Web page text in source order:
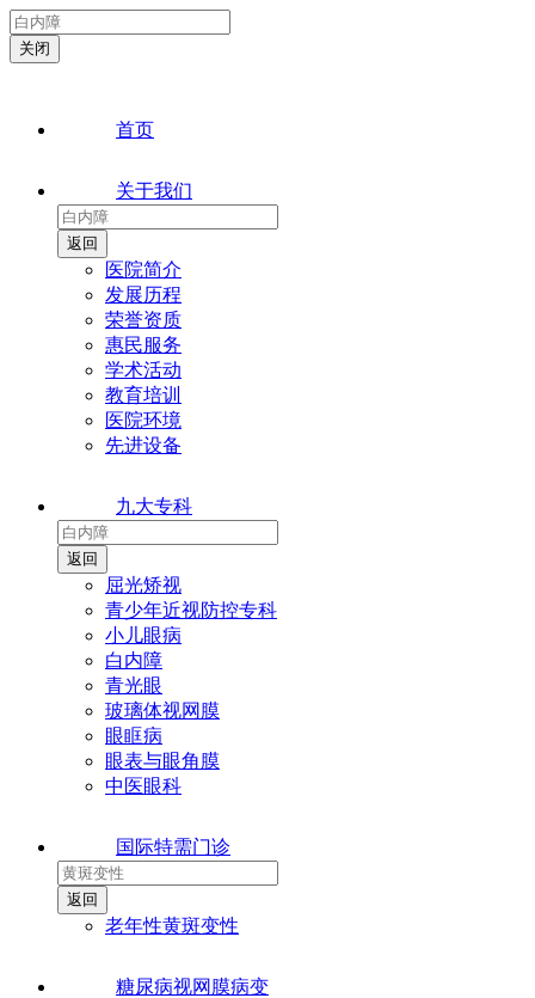
首页
关于我们
医院简介
发展历程
荣誉资质
惠民服务
学术活动
教育培训
医院环境
先进设备
九大专科
屈光矫视
青少年近视防控专科
小儿眼病
白内障
青光眼
玻璃体视网膜
眼眶病
眼表与眼角膜
中医眼科
国际特需门诊
老年性黄斑变性
糖尿病视网膜病变